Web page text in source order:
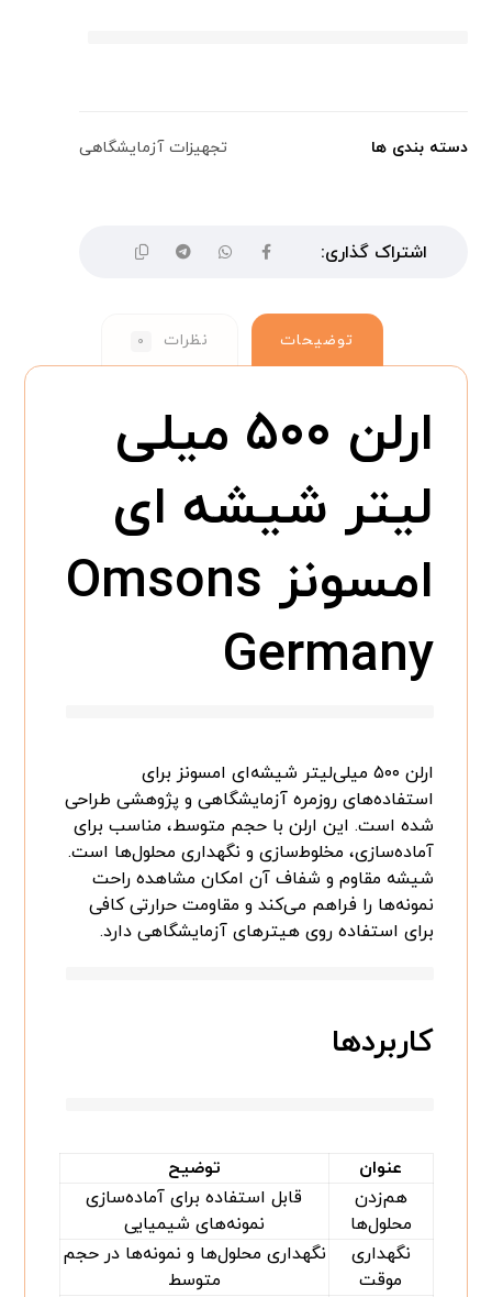
دسته بندی ها تجهیزات آزمایشگاهی
توضیحات نظرات ۰
ارلن ۵۰۰ میلی
لیتر شیشه ای
امسونز Omsons
Germany
ارلن ۵۰۰ میلی‌لیتر شیشه‌ای امسونز برای
استفاده‌های روزمره آزمایشگاهی و پژوهشی طراحی
شده است. این ارلن با حجم متوسط، مناسب برای
آماده‌سازی، مخلوط‌سازی و نگهداری محلول‌ها است.
شیشه مقاوم و شفاف آن امکان مشاهده راحت
نمونه‌ها را فراهم می‌کند و مقاومت حرارتی کافی
برای استفاده روی هیترهای آزمایشگاهی دارد.
کاربردها
عنوان
توضیح
هم‌زدن
محلول‌ها
قابل استفاده برای آماده‌سازی
نمونه‌های شیمیایی
نگهداری
موقت
نگهداری محلول‌ها و نمونه‌ها در حجم
متوسط